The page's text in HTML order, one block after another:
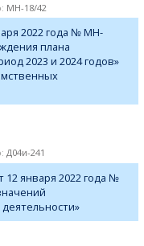
MH-18/42
2022 года № MH-
плана
2023 и 2024 годов»
Д04и-241
января 2022 года №